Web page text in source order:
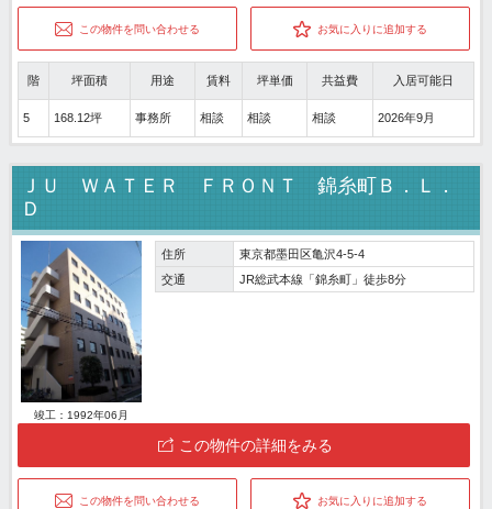
この物件を問い合わせる お気に入りに追加する
階 坪面積 用途 賃料 坪単価 共益費 入居可能日
5 168.12坪 事務所 相談 相談 相談 2026年9月
ＪＵ ＷＡＴＥＲ ＦＲＯＮＴ 錦糸町Ｂ．Ｌ．
Ｄ
竣工：1992年06月
住所
東京都墨田区亀沢4-5-4
交通
JR総武本線「錦糸町」徒歩8分
この物件の詳細をみる
この物件を問い合わせる お気に入りに追加する